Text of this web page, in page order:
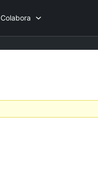
Colabora